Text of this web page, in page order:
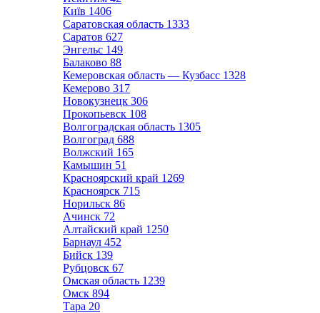
Київ 1406
Саратовская область 1333
Саратов 627
Энгельс 149
Балаково 88
Кемеровская область — Кузбасс 1328
Кемерово 317
Новокузнецк 306
Прокопьевск 108
Волгоградская область 1305
Волгоград 688
Волжский 165
Камышин 51
Красноярский край 1269
Красноярск 715
Норильск 86
Ачинск 72
Алтайский край 1250
Барнаул 452
Бийск 139
Рубцовск 67
Омская область 1239
Омск 894
Тара 20